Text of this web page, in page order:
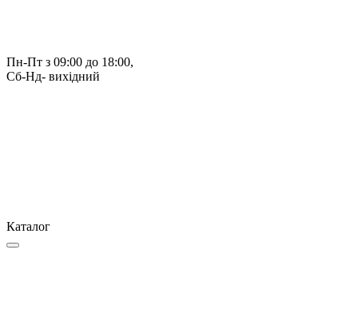
Пн-Пт з 09:00 до 18:00,
Сб-Нд- вихідний
Каталог